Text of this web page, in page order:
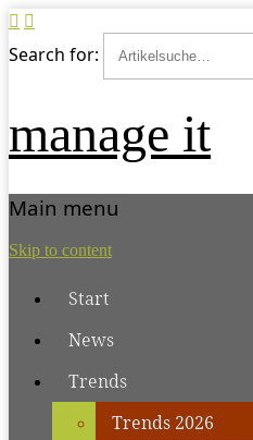
Search for:
manage it
Main menu
Skip to content
Start
News
Trends
Trends 2026